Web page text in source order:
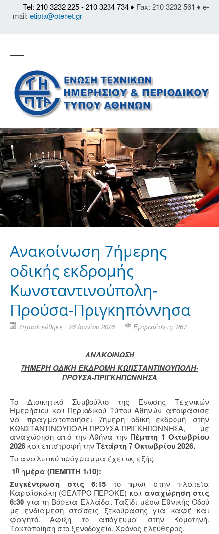
Tel: 210 3232 225 - 210 3234 734 ♦ Fax: 210 3232 561 ♦ e-
mail: etipta@otenet.gr
Ανακοίνωση 7ήμερης
οδικής εκδρομής
Κωνσταντινούπολη-
Προύσα-Πριγκηπόννησα
Δημοσιεύθηκε : 26 Ιουνίου 2026 Εμφανίσεις: 267
ΑΝΑΚΟΙΝΩΣΗ
7ΉΜΕΡΗ ΟΔΙΚΗ ΕΚΔΡΟΜΗ ΚΩΝΣΤΑΝΤΙΝΟΥΠΟΛΗ-
ΠΡΟΥΣΑ-ΠΡΙΓΚΗΠΟΝΝΗΣΑ
Το Διοικητικό Συμβούλιο της Ένωσης Τεχνικών
Ημερήσιου και Περιοδικού Τύπου Αθηνών αποφάσισε
να πραγματοποιήσει 7ήμερη οδική εκδρομή στην
ΚΩΝΣΤΑΝΤΙΝΟΥΠΟΛΗ-ΠΡΟΥΣΑ-ΠΡΙΓΚΗΠΟΝΝΗΣΑ, με
αναχώρηση από την Αθήνα τηνΠέμπτη 1 Οκτωβρίου
2026και επιστροφή την Τετάρτη 7 Οκτωβρίου 2026.
Το αναλυτικό πρόγραμμα έχει ως εξής:
1η ημέρα (ΠΕΜΠΤΗ 1/10):
Συγκέντρωση στις 6:15 το πρωί στην πλατεία
Καραϊσκάκη (ΘΕΑΤΡΟ ΠΕΡΟΚΕ) και αναχώρηση στις
6:30 για τη Βόρεια Ελλάδα. Ταξίδι μέσω Εθνικής Οδού
με ενδιάμεση στάσεις ξεκούρασης για καφέ και
φαγητό. Αφιξη το απόγευμα στην Κομοτηνή.
Τακτοποίηση στο ξενοδοχείο. Χρόνος ελεύθερος.